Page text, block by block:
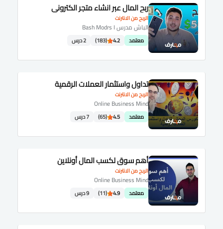
الربح من الانترنت
ربح المال عبر انشاء متجر الكتروني
الباش مدرس Bash Modrs I
معتمد 4.2
(183) 2 درس
الربح من الانترنت
تداول واستثمار العملات الرقمية
Online Business Mind
معتمد 4.5
(65) 7 درس
الربح من الانترنت
أهم سوق لكسب المال أونلاين
Online Business Mind
معتمد 4.9
(11) 9 درس